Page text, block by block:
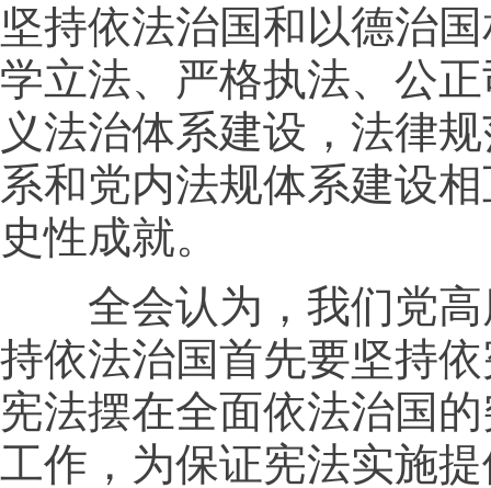
坚持依法治国和以德治
学立法、严格执法、公
义法治体系建设，法律
系和党内法规体系建设
史性成就。
全会认为，我们党高
持依法治国首先要坚持
宪法摆在全面依法治国
工作，为保证宪法实施